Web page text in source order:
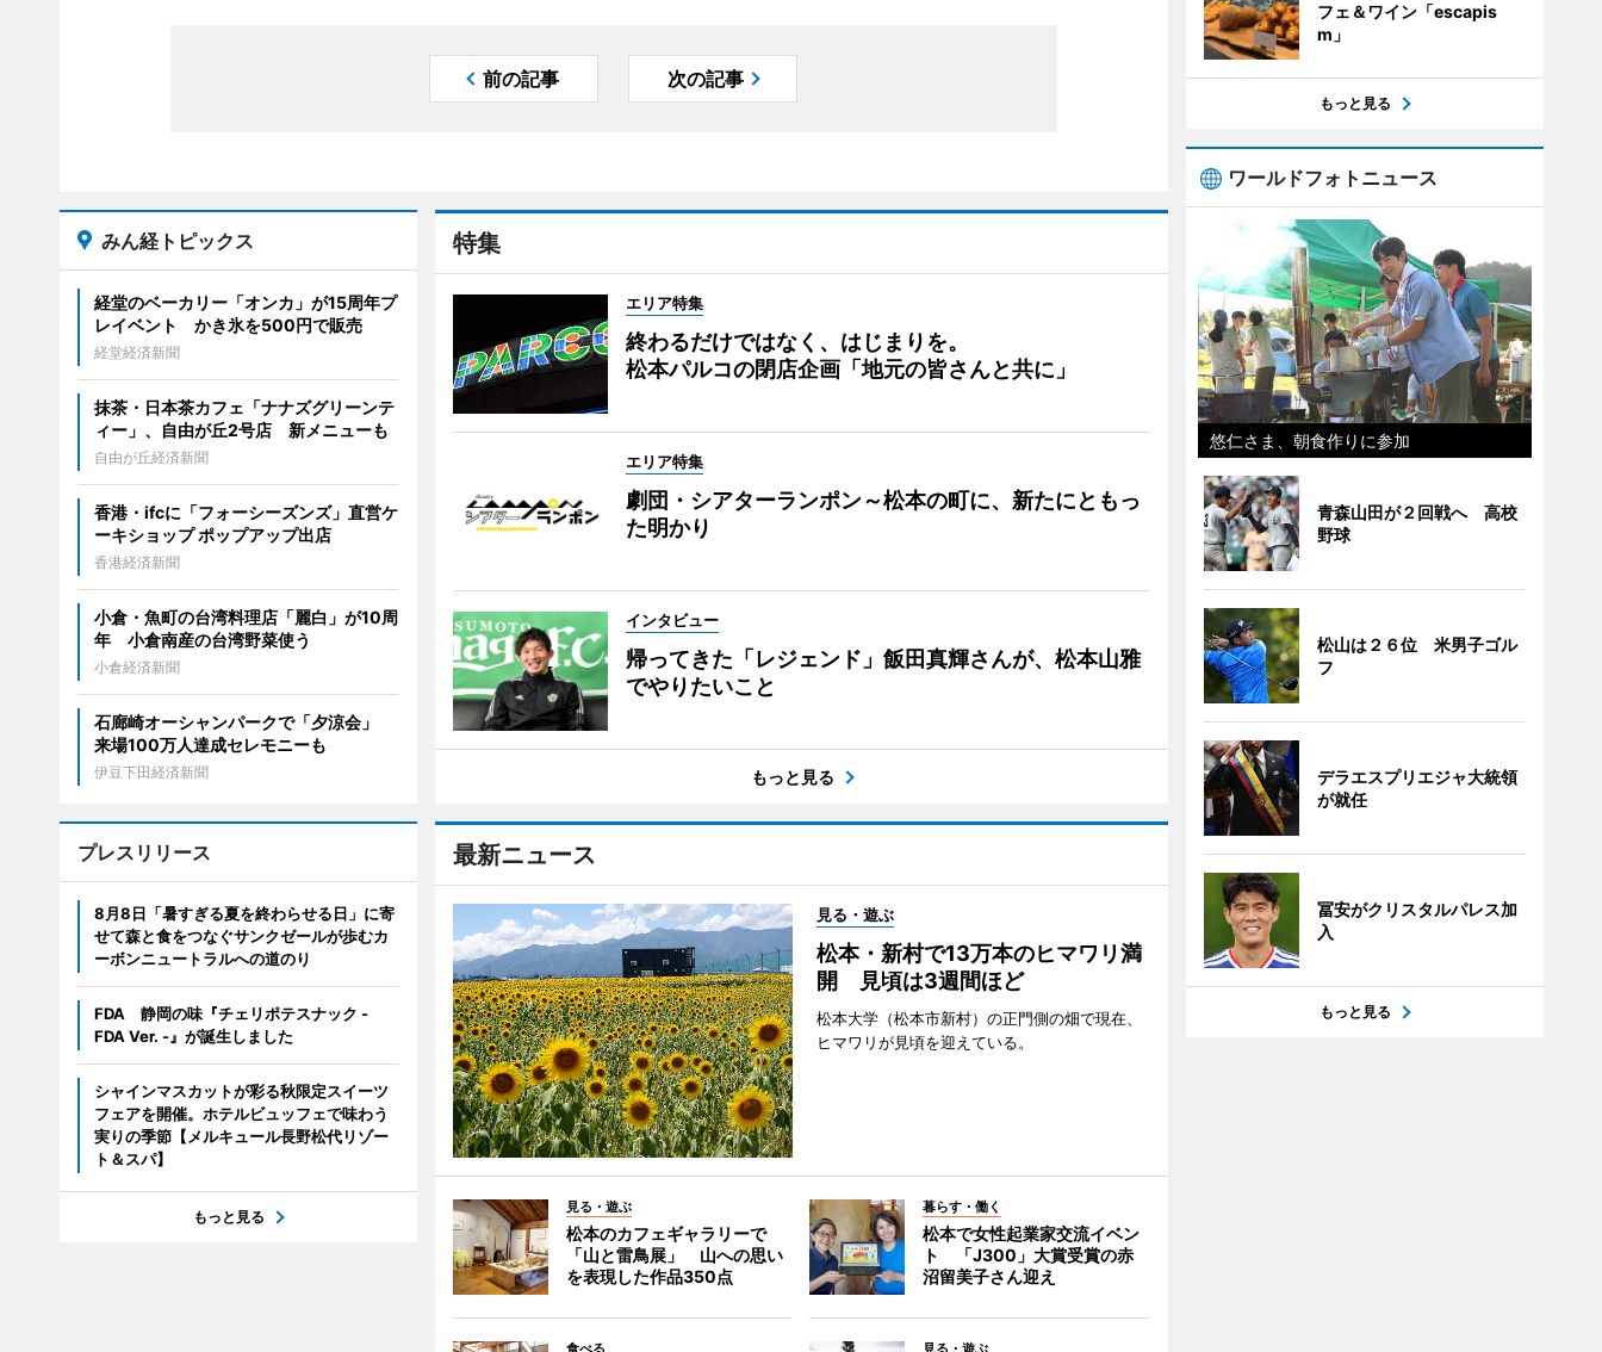
前の記事 次の記事
特集
エリア特集
終わるだけではなく、はじまりを。
松本パルコの閉店企画「地元の皆さんと共に」
エリア特集
劇団・シアターランポン～松本の町に、新たにともっ
た明かり
インタビュー
帰ってきた「レジェンド」飯田真輝さんが、松本山雅
でやりたいこと
もっと見る
最新ニュース
見る・遊ぶ
松本・新村で13万本のヒマワリ満
開 見頃は3週間ほど
松本大学（松本市新村）の正門側の畑で現在、
ヒマワリが見頃を迎えている。
見る・遊ぶ
松本のカフェギャラリーで
「山と雷鳥展」 山への思い
を表現した作品350点
暮らす・働く
松本で女性起業家交流イベン
ト 「J300」大賞受賞の赤
沼留美子さん迎え
食べる 見る・遊ぶ
みん経トピックス
経堂のベーカリー「オンカ」が15周年プ
レイベント かき氷を500円で販売
経堂経済新聞
抹茶・日本茶カフェ「ナナズグリーンテ
ィー」、自由が丘2号店 新メニューも
自由が丘経済新聞
香港・ifcに「フォーシーズンズ」直営ケ
ーキショップ ポップアップ出店
香港経済新聞
小倉・魚町の台湾料理店「麗白」が10周
年 小倉南産の台湾野菜使う
小倉経済新聞
石廊崎オーシャンパークで「夕涼会」
来場100万人達成セレモニーも
伊豆下田経済新聞
プレスリリース
8月8日「暑すぎる夏を終わらせる日」に寄
せて森と食をつなぐサンクゼールが歩むカ
ーボンニュートラルへの道のり
FDA 静岡の味『チェリポテスナック -
FDA Ver. -』が誕生しました
シャインマスカットが彩る秋限定スイーツ
フェアを開催。ホテルビュッフェで味わう
実りの季節【メルキュール長野松代リゾー
ト＆スパ】
もっと見る
フェ＆ワイン「escapis
m」
もっと見る
ワールドフォトニュース
悠仁さま、朝食作りに参加
青森山田が２回戦へ 高校
野球
松山は２６位 米男子ゴル
フ
デラエスプリエジャ大統領
が就任
冨安がクリスタルパレス加
入
もっと見る